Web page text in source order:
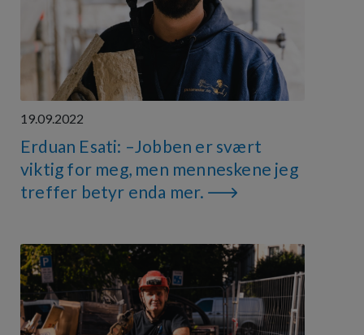
19.09.2022
Erduan Esati: –Jobben er svært
viktig for meg, men menneskene jeg
treffer betyr enda mer.